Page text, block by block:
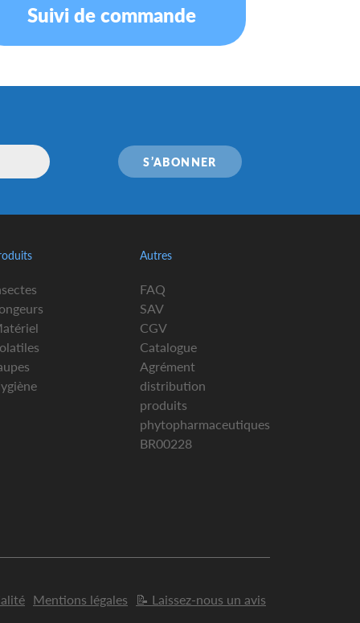
Suivi de commande
S’ABONNER
Autres
FAQ
SAV
CGV
Catalogue
Agrément
distribution
produits
phytopharmaceutiques
BR00228
Mentions légales 📝 Laissez-nous un avis
Personnalisez vos préférences pour